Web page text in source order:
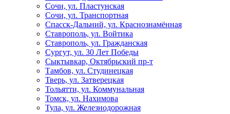
Сочи, ул. Пластунская
Сочи, ул. Транспортная
Спасск-Дальний, ул. Краснознамённая
Ставрополь, ул. Войтика
Ставрополь, ул. Гражданская
Сургут, ул. 30 Лет Победы
Сыктывкар, Октябрьский пр-т
Тамбов, ул. Студинецкая
Тверь, ул. Затверецкая
Тольятти, ул. Коммунальная
Томск, ул. Нахимова
Тула, ул. Железнодорожная